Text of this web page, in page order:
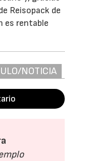
Reisopack de
es rentable
NOTICIA